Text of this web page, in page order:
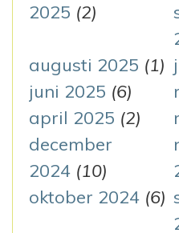
2025 (2)
augusti 2025 (1)
juni 2025 (6)
april 2025 (2)
december
2024 (10)
oktober 2024 (6)